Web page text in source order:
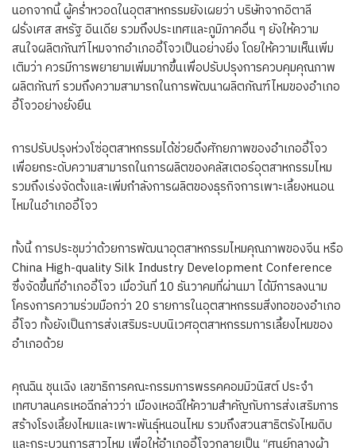
นอกจากนี้ ผู้คร่ำหวอดในอุตสาหกรรมยังเผยว่า บริษัทจากอิตาลี
ฝรั่งเศส สหรัฐ อินเดีย รวมถึงประเทศและภูมิภาคอื่น ๆ ยังให้ความ
สนใจผลิตภัณฑ์ไหมจากอำเภออี้โจวเป็นอย่างยิ่ง โดยให้ความเห็นเพิ่ม
เติมว่า ควรมีการพยายามเพิ่มมากขึ้นเพื่อปรับปรุงการควบคุมคุณภาพ
ผลิตภัณฑ์ รวมถึงความสามารถในการพัฒนาผลิตภัณฑ์ไหมของอำเภอ
อี้โจวอย่างยั่งยืน
การปรับปรุงห่วงโซ่อุตสาหกรรมได้ช่วยดึงศักยภาพของอำเภออี้โจว
เพื่อยกระดับความสามารถในการผลิตของคลัสเตอร์อุตสาหกรรมไหม
รวมถึงเร่งจัดตั้งและเพิ่มกำลังการผลิตของธุรกิจการเพาะเลี้ยงหนอน
ไหมในอำเภออี้โจว
ทั้งนี้ การประชุมว่าด้วยการพัฒนาอุตสาหกรรมไหมคุณภาพของจีน หรือ
China High-quality Silk Industry Development Conference
ซึ่งจัดขึ้นที่อำเภออี้โจว เมื่อวันที่ 10 ธันวาคมที่ผ่านมา ได้มีการลงนาม
โครงการความร่วมมือกว่า 20 รายการในอุตสาหกรรมสิ่งทอของอำเภอ
อี้โจว ทั้งยังเป็นการส่งเสริมระบบนิเวศอุตสาหกรรมการเลี้ยงไหมของ
อำเภอด้วย
คุณฉิน ชุนเฉิง เลขาธิการคณะกรรมการพรรคคอมมิวนิสต์ ประจำ
เทศบาลนครเหอฉีกล่าวว่า เมืองเหอฉีให้ความสำคัญกับการส่งเสริมการ
สร้างโรงเลี้ยงไหมและเพาะพันธุ์หนอนไหม รวมถึงสวนสาธิตรังไหมดิบ